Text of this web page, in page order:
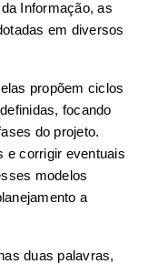
Informação, as
em diversos
propõem ciclos
focando
do projeto.
e corrigir eventuais
modelos
a
duas palavras,